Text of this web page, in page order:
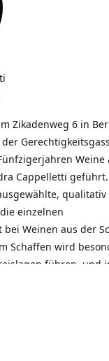
Zikadenweg 6 in
Weine
Cappelletti
qualitativ
einzelnen
Weinen aus der
Schaffen wird
führen, und